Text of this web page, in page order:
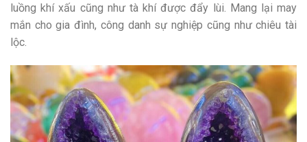
luồng khí xấu cũng như tà khí được đẩy lùi. Mang lại may
mắn cho gia đình, công danh sự nghiệp cũng như chiêu tài
lộc.